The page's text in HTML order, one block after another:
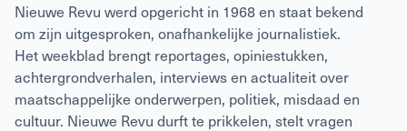
Nieuwe Revu werd opgericht in 1968 en staat bekend
om zijn uitgesproken, onafhankelijke journalistiek.
Het weekblad brengt reportages, opiniestukken,
achtergrondverhalen, interviews en actualiteit over
maatschappelijke onderwerpen, politiek, misdaad en
cultuur. Nieuwe Revu durft te prikkelen, stelt vragen